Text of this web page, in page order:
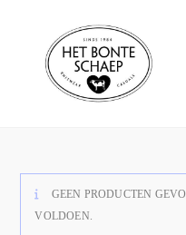
GEEN PRODUCTEN
VOLDOEN.